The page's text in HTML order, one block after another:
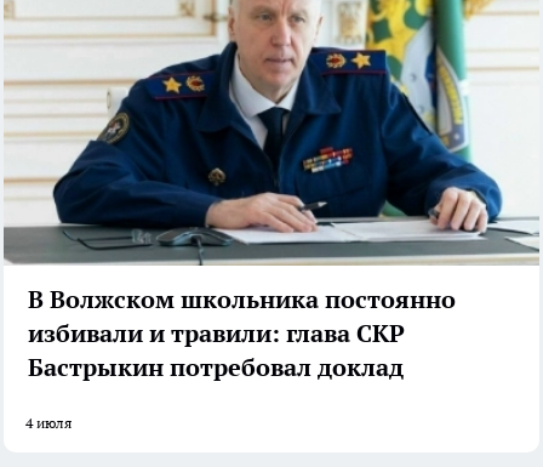
В Волжском школьника постоянно
избивали и травили: глава СКР
Бастрыкин потребовал доклад
4 июля